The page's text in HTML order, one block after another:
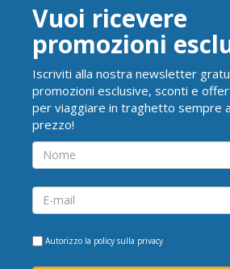
Vuoi ricevere
promozioni
Iscriviti alla nostra newsletter
promozioni esclusive, sconti e
per viaggiare in traghetto sempre
prezzo!
Autorizzo la policy sulla privacy